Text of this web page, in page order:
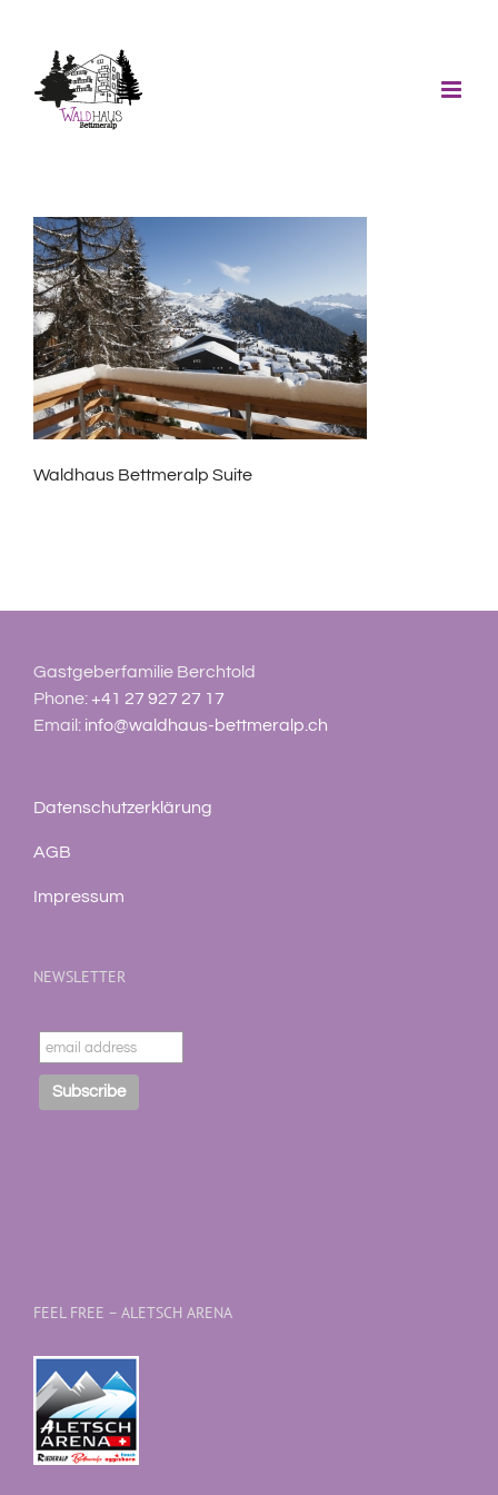
content
Waldhaus Bettmeralp Suite
Gastgeberfamilie Berchtold
Phone:+41 27 927 27 17
Email: info@waldhaus-bettmeralp.ch
Datenschutzerklärung
AGB
Impressum
NEWSLETTER
FEEL FREE – ALETSCH ARENA